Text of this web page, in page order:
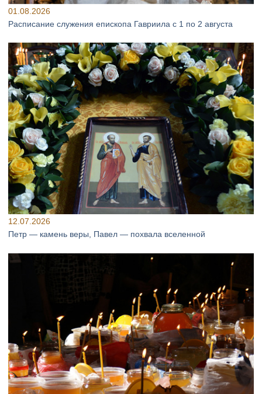
01.08.2026
Расписание служения епископа Гавриила с 1 по 2 августа
12.07.2026
Петр — камень веры, Павел — похвала вселенной